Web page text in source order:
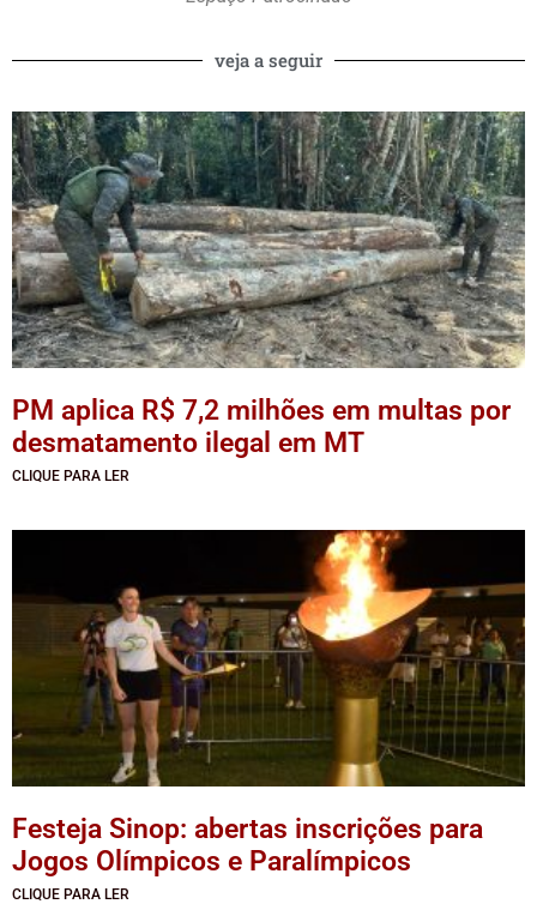
veja a seguir
PM aplica R$ 7,2 milhões em multas por
desmatamento ilegal em MT
CLIQUE PARA LER
Festeja Sinop: abertas inscrições para
Jogos Olímpicos e Paralímpicos
CLIQUE PARA LER